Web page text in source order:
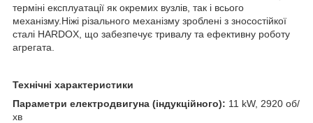
терміні експлуатації як окремих вузлів, так і всього
механізму.Ніжі різального механізму зроблені з зносостійкої
сталі HARDOX, що забезпечує тривалу та ефективну роботу
агрегата.
Технічні характеристики
Параметри електродвигуна (індукційного): 11 kW, 2920 об/
хв